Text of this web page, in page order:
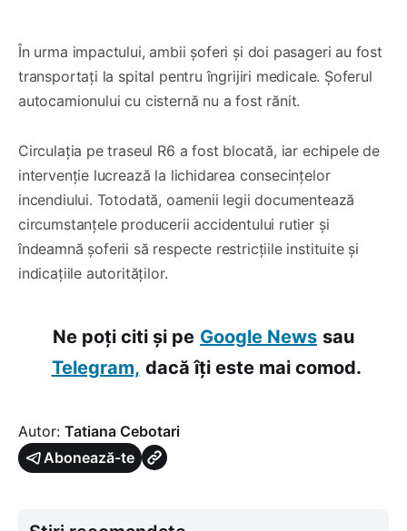
În urma impactului, ambii șoferi și doi pasageri au fost
transportați la spital pentru îngrijiri medicale. Șoferul
autocamionului cu cisternă nu a fost rănit.
Circulația pe traseul R6 a fost blocată, iar echipele de
intervenție lucrează la lichidarea consecințelor
incendiului. Totodată, oamenii legii documentează
circumstanțele producerii accidentului rutier și
îndeamnă șoferii să respecte restricțiile instituite și
indicațiile autorităților.
Ne poți citi și pe Google News sau
Telegram, dacă îți este mai comod.
Autor: Tatiana Cebotari
Abonează-te